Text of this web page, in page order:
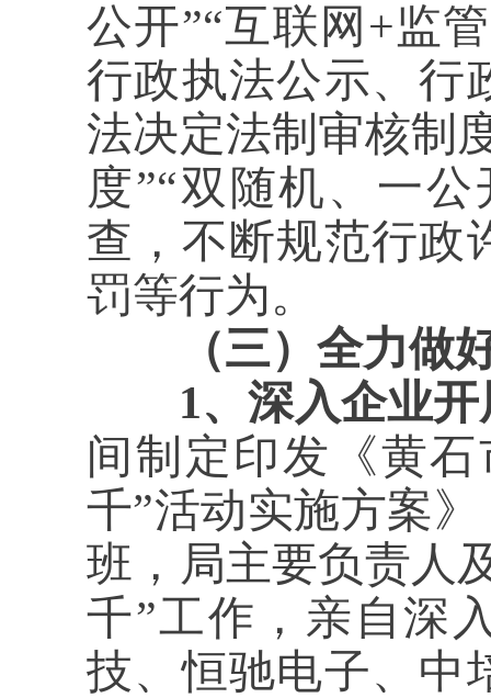
公开”“互联网+监
行政执法公示、行
法决定法制审核制
度”“双随机、一
查，不断规范行政
罚等行为。
（三）全力做
1、深入企业
间制定印发《黄石
千”活动实施方案
班，局主要负责人
千”工作，亲自深
技、恒驰电子、中